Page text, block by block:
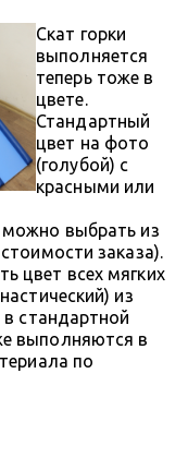
Скат горки
выполняется
теперь тоже в
цвете.
Стандартный
цвет на фото
(голубой) с
красными или
выбрать из
заказа).
цвет всех мягких
из
стандартной
выполняются в
по